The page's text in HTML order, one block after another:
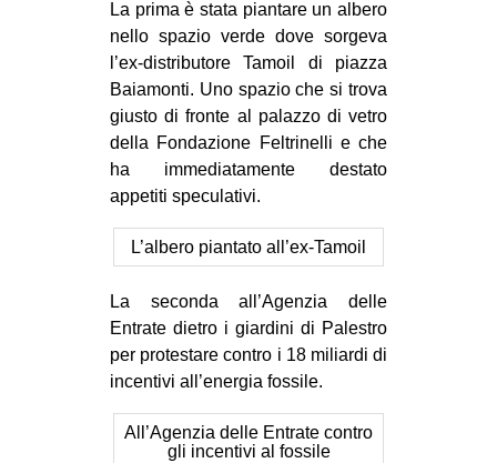
La prima è stata piantare un albero
nello spazio verde dove sorgeva
l’ex-distributore Tamoil di piazza
Baiamonti. Uno spazio che si trova
giusto di fronte al palazzo di vetro
della Fondazione Feltrinelli e che
ha immediatamente destato
appetiti speculativi.
L’albero piantato all’ex-Tamoil
La seconda all’Agenzia delle
Entrate dietro i giardini di Palestro
per protestare contro i 18 miliardi di
incentivi all’energia fossile.
All’Agenzia delle Entrate contro
gli incentivi al fossile